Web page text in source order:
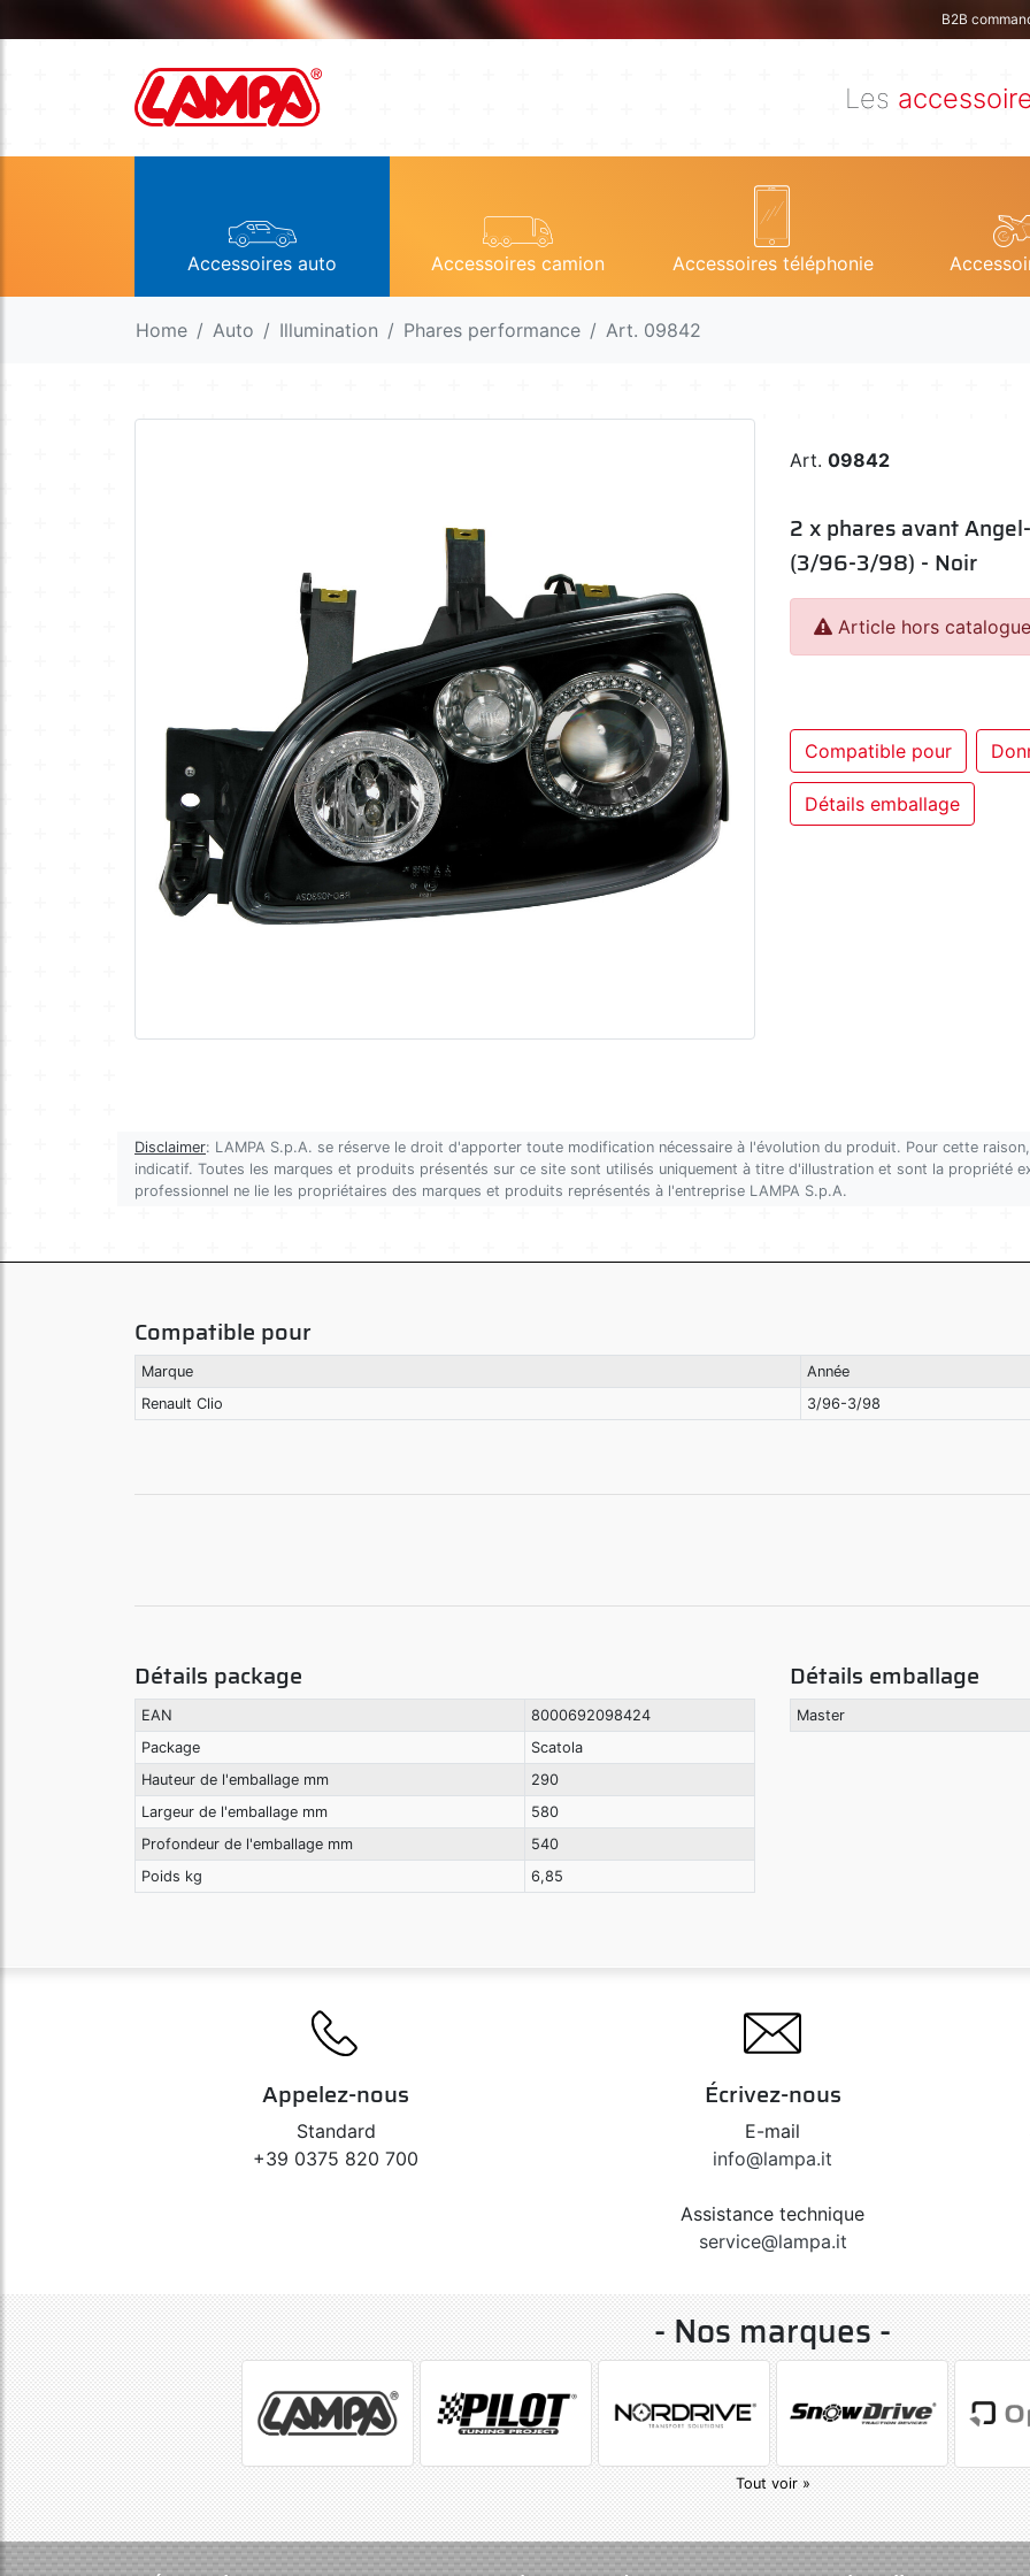
B2B
Les
Accessoires auto Accessoires camion Accessoires téléphonie
Home Auto Illumination Phares performance Art. 09842
Art. 09842
2 x phares avant
(3/96-3/98) - Noir
Article hors
Compatible pour
Détails emballage
Disclaimer: LAMPA S.p.A. se réserve le droit d'apporter toute modification nécessaire à l'évolution du produit. Pour cette
indicatif. Toutes les marques et produits présentés sur ce site sont utilisés uniquement à titre d'illustration et sont la propriété
professionnel ne lie les propriétaires des marques et produits représentés à l'entreprise LAMPA S.p.A.
Compatible pour
Marque
Année
Renault Clio
3/96-3/98
Détails package
EAN
8000692098424
Package
Scatola
Hauteur de l'emballage mm
290
Largeur de l'emballage mm
580
Profondeur de l'emballage mm
540
Poids kg
6,85
Détails emballage
Master
Appelez-nous
Standard
+39 0375 820 700
Écrivez-nous
E-mail
info@lampa.it
Assistance technique
service@lampa.it
- Nos marques -
Tout voir »